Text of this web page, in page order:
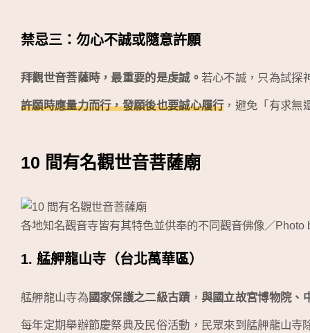
禁忌三：勿心不誠或隨意許願
拜觀世音菩薩時，最重要的是虔誠。 若心不誠，只為試探
許願時應量力而行，發願後也要誠心履行，避免「有求無
10 間有名觀世音菩薩廟
各地知名觀音寺皆有其特色並供奉的不同觀音佛像／Photo
1. 艋舺龍山寺（台北萬華區）
艋舺龍山寺為國家保護之二級古蹟， 與國立故宮博物院、
每年定期舉辦節慶祭典及民俗活動，民眾來到艋舺龍山